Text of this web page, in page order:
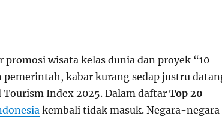
wisata kelas dunia dan proyek “10
pemerintah, kabar kurang sedap justru
Index 2025. Dalam daftar Top 20
kembali tidak masuk. Negara-negara